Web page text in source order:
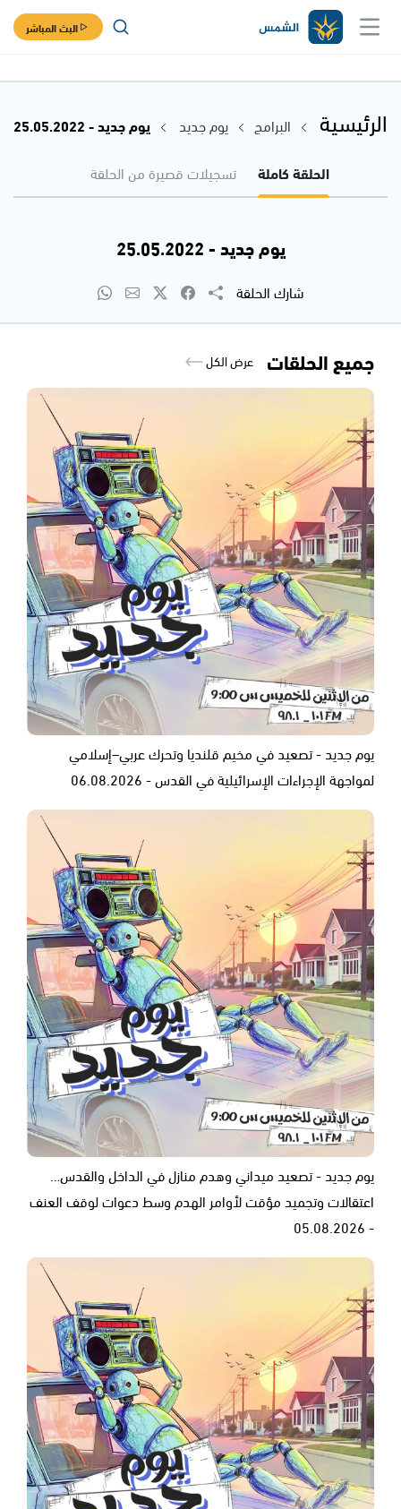
البث المباشر
الرئيسية البرامج يوم جديد
يوم جديد - 25.05.2022
الحلقة كاملة
تسجيلات قصيرة من الحلقة
يوم جديد - 25.05.2022
شارك الحلقة
جميع الحلقات عرض الكل
يوم جديد - تصعيد في مخيم قلنديا وتحرك عربي–إسلامي
لمواجهة الإجراءات الإسرائيلية في القدس - 06.08.2026
يوم جديد - تصعيد ميداني وهدم منازل في الداخل والقدس…
اعتقالات وتجميد مؤقت لأوامر الهدم وسط دعوات لوقف العنف
- 05.08.2026